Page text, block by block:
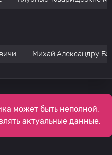
Михай Александру
может быть неполной,
актуальные данные.